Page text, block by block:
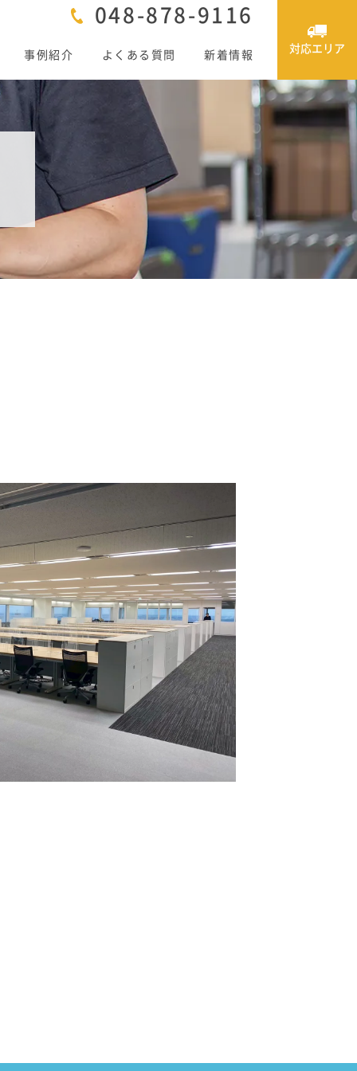
048-878-9116
事例紹介 よくある質問 新着情報 対応エリア